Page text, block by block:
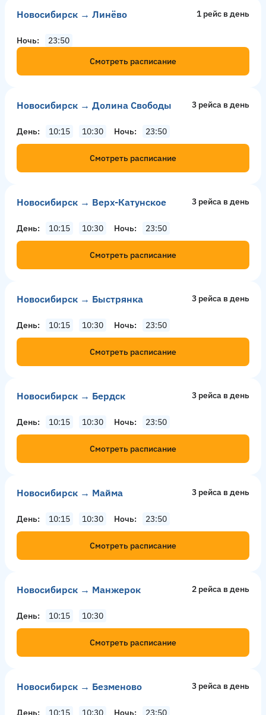
Новосибирск → Линёво 1 рейс в день
Ночь
23:50
Смотреть расписание
Новосибирск → Долина Свободы 3 рейсa в день
День 10:15 10:30 Ночь 23:50
Смотреть расписание
Новосибирск → Верх-Катунское 3 рейсa в день
День 10:15 10:30 Ночь 23:50
Смотреть расписание
Новосибирск → Быстрянка 3 рейсa в день
День 10:15 10:30 Ночь 23:50
Смотреть расписание
Новосибирск → Бердск 3 рейсa в день
День 10:15 10:30 Ночь 23:50
Смотреть расписание
Новосибирск → Майма 3 рейсa в день
День 10:15 10:30 Ночь 23:50
Смотреть расписание
Новосибирск → Манжерок 2 рейсa в день
День 10:15 10:30
Смотреть расписание
Новосибирск → Безменово 3 рейсa в день
День 10:15 10:30 Ночь 23:50